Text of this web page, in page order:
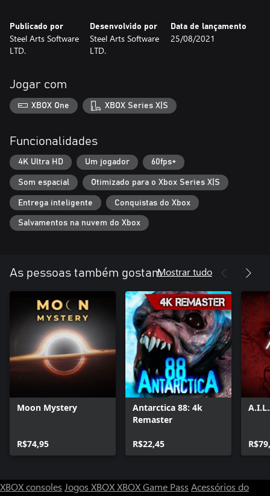
Publicado por
Steel Arts Software
LTD.
Desenvolvido por
Steel Arts Software
LTD.
Data de lançamento
25/08/2021
Jogar com
XBOX One XBOX Series X|S
Funcionalidades
4K Ultra HD Um jogador 60fps+
Som espacial Otimizado para o Xbox Series X|S
Entrega inteligente Conquistas do Xbox
Salvamentos na nuvem do Xbox
As pessoas também gostamMostrar tudo
Moon Mystery
R$74,95
Antarctica 88: 4k
Remaster
R$22,45
XBOX consoles Jogos XBOXXBOX Game Pass Acessórios do